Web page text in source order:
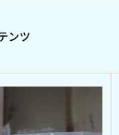
ンツ